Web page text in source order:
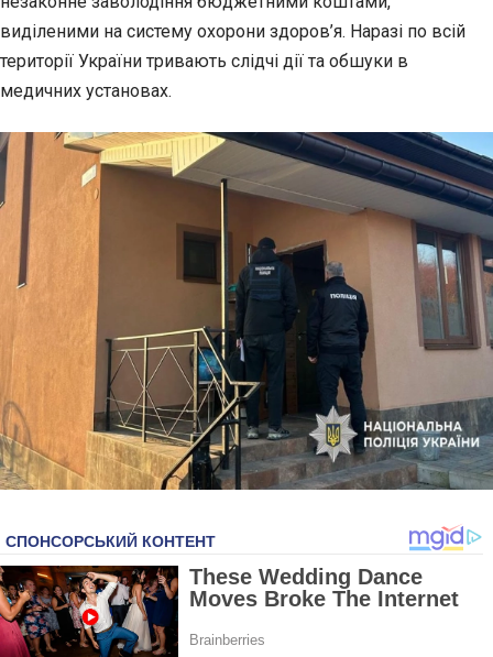
виділеними на систему охорони здоров’я. Наразі по всій
території України тривають слідчі дії та обшуки в
медичних установах.